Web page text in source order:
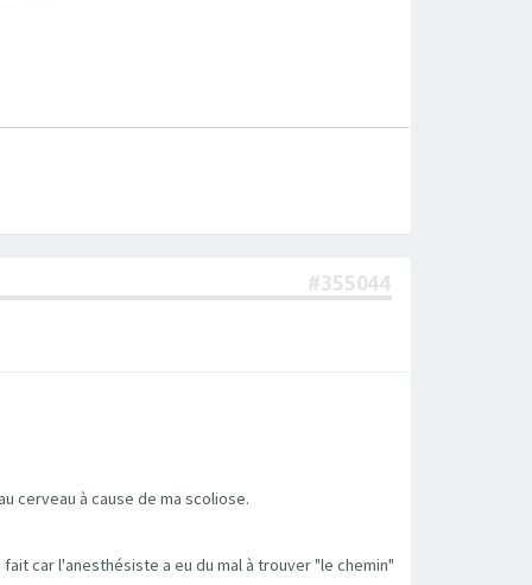
#355044
cerveau à cause de ma scoliose.
car l'anesthésiste a eu du mal à trouver "le chemin"